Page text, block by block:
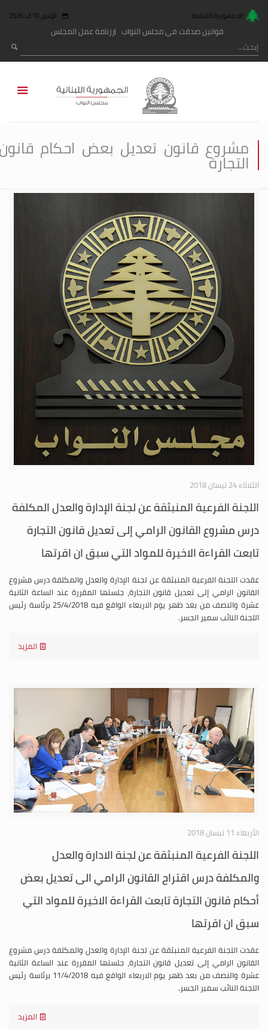
الجمهورية اللبنانية الإثنين 10 آب 2026
قوانين صدقت في مجلس النواب رزنامة عمل المجلس
مشروع قانون تعديل بعض احكام
التجارة
الثلاثاء 24 نيسان 2018
اللجنة الفرعية المنبثقة عن لجنة الإدارة والعدل المكلفة
درس مشروع القانون الرامي إلى تعديل قانون التجارة
تابعت القراءة الاخيرة للمواد التي سبق ان اقرتها
عقدت اللجنة الفرعية المنبثقة عن لجنة الإدارة والعدل والمكلفة درس مشروع
القانون الرامي إلى تعديل قانون التجارة، جلستها المقررة عند الساعة الثانية
عشرة والنصف من بعد ظهر يوم الاربعاء الواقع فيه 25/4/2018 برئاسة رئيس
اللجنة النائب سمير الجسر.
المزيد
الأربعاء 11 نيسان 2018
اللجنة الفرعية المنبثقة عن لجنة الادارة والعدل
والمكلفة درس اقتراح القانون الرامي الى تعديل بعض
أحكام قانون التجارة تابعت القراءة الاخيرة للمواد التي
سبق ان اقرتها
عقدت اللجنة الفرعية المنبثقة عن لجنة الإدارة والعدل والمكلفة درس مشروع
القانون الرامي إلى تعديل قانون التجارة، جلستها المقررة عند الساعة الثانية
عشرة والنصف من بعد ظهر يوم الاربعاء الواقع فيه 11/4/2018 برئاسة رئيس
اللجنة النائب سمير الجسر.
المزيد